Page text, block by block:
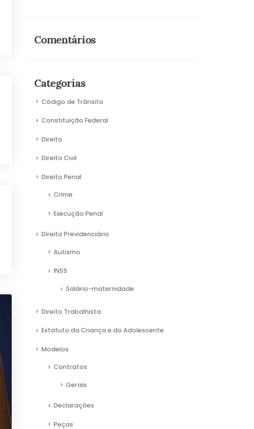
Comentários
Categorias
Código de Trânsito
Constituição Federal
Direito
Direito Civil
Direito Penal
Crime
Execução Penal
Direito Previdenciário
Autismo
INSS
Salário-maternidade
Direito Trabalhista
Estatuto da Criança e do Adolescente
Modelos
Contratos
Gerais
Declarações
Peças